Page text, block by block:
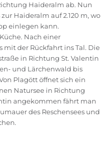
Haideralm ab. Nun
Haideralm auf 2.120 m, wo
einlegen kann.
Nach einer
mit der Rückfahrt ins Tal. Die
in Richtung St. Valentin
und Lärchenwald bis
Plagött öffnet sich ein
Natursee in Richtung
angekommen fährt man
des Reschensees und